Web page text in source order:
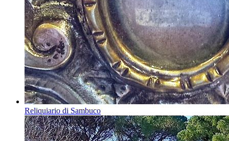
Reliquiario di Sambuco